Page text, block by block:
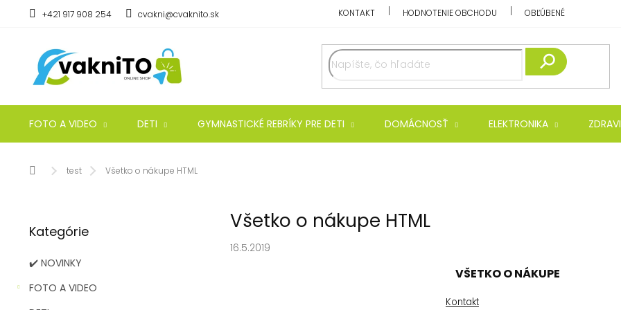
+421 917 908 254 cvakni@cvaknito.sk KONTAKT HODNOTENIE OBCHODU OBĽÚBENÉ
FOTO A VIDEO DETI GYMNASTICKÉ REBRÍKY PRE DETI DOMÁCNOSŤ ELEKTRONIKA
Domovtest Všetko o nákupe HTML
č
ý
p
a
kategórie
Kategórie
✔️ NOVINKY
FOTO A VIDEO
Všetko o nákupe HTML
16.5.2019
VŠETKO O NÁKUPE
Kontakt